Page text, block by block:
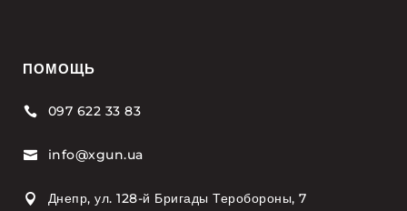
ПОМОЩЬ
 097 622 33 83
 info@xgun.ua
 Днепр, ул. 128-й Бригады Теробороны, 7